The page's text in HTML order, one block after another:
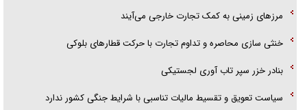
مرز‌های زمینی به کمک تجارت خارجی می‌آیند
خنثی سازی محاصره و تداوم تجارت با حرکت قطار‌های بلوکی
بنادر خزر سپر تاب آوری لجستیکی
سیاست تعویق و تقسیط مالیات تناسبی با شرایط جنگی کشور ندارد